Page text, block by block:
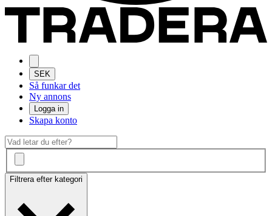
SEK
Så funkar det
Ny annons
Logga in
Skapa konto
Filtrera efter kategori